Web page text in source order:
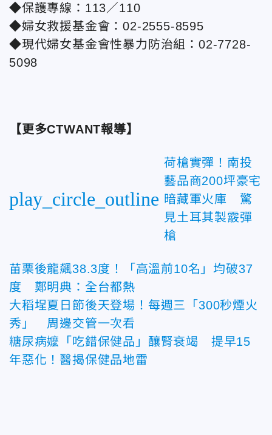
◆保護專線：113／110
◆婦女救援基金會：02-2555-8595
◆現代婦女基金會性暴力防治組：02-7728-
5098
【更多CTWANT報導】
play_circle_outline
荷槍實彈！南投
藝品商200坪豪宅
暗藏軍火庫 驚
見土耳其製霰彈
槍
苗栗後龍飆38.3度！「高溫前10名」均破37
度 鄭明典：全台都熱
大稻埕夏日節後天登場！每週三「300秒煙火
秀」 周邊交管一次看
糖尿病嬤「吃錯保健品」釀腎衰竭 提早15
年惡化！醫揭保健品地雷